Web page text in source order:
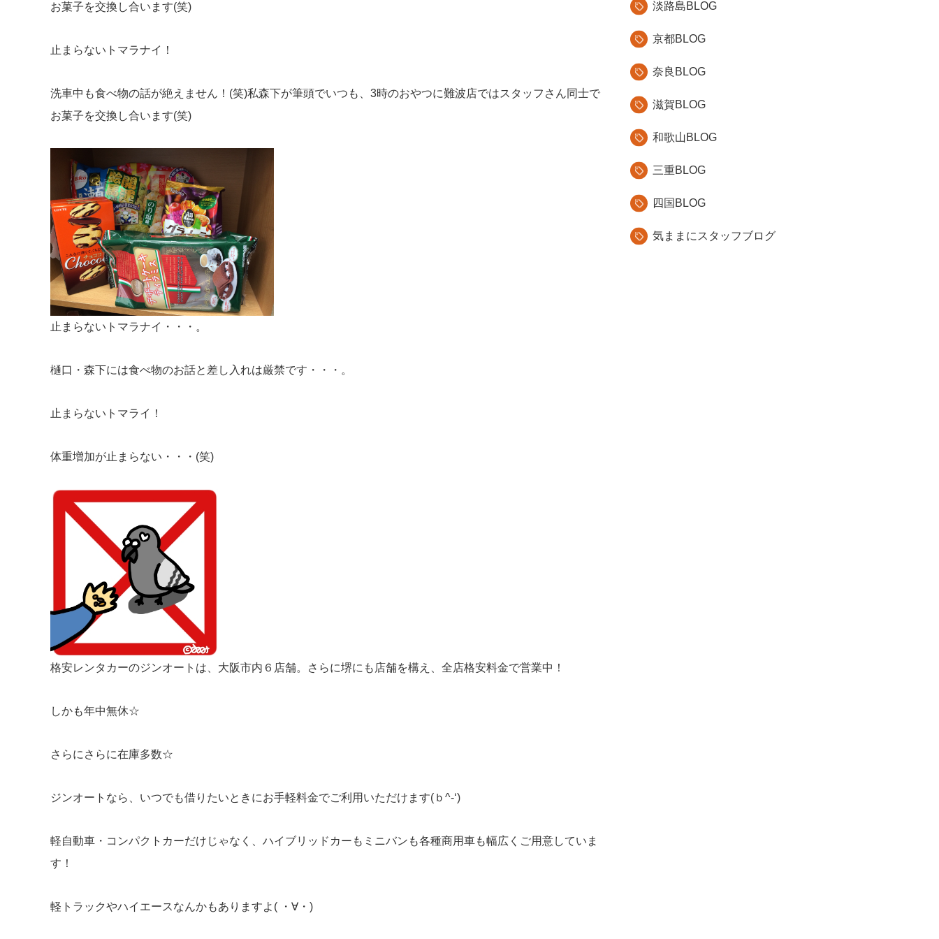
お菓子を交換し合います(笑)
止まらないトマラナイ！
洗車中も食べ物の話が絶えません！(笑)私森下が筆頭でいつも、3時のおやつに難波店ではスタッフさん同士で
お菓子を交換し合います(笑)
止まらないトマラナイ・・・。
樋口・森下には食べ物のお話と差し入れは厳禁です・・・。
止まらないトマライ！
体重増加が止まらない・・・(笑)
格安レンタカーのジンオートは、大阪市内６店舗。さらに堺にも店舗を構え、全店格安料金で営業中！
しかも年中無休☆
さらにさらに在庫多数☆
ジンオートなら、いつでも借りたいときにお手軽料金でご利用いただけます(ｂ^-‘)
軽自動車・コンパクトカーだけじゃなく、ハイブリッドカーもミニバンも各種商用車も幅広くご用意していま
す！
軽トラックやハイエースなんかもありますよ( ・∀・)
淡路島BLOG
京都BLOG
奈良BLOG
滋賀BLOG
和歌山BLOG
三重BLOG
四国BLOG
気ままにスタッフブログ